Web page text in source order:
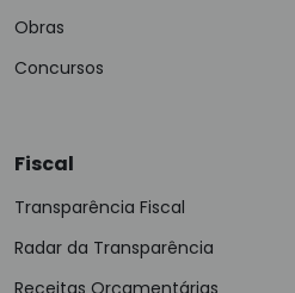
Obras
Concursos
Fiscal
Transparência Fiscal
Radar da Transparência
Receitas Orçamentárias